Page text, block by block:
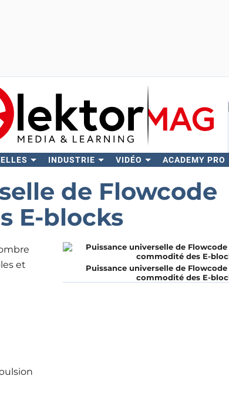
INDUSTRIE VIDÉO ACADEMY PRO
de Flowcode
E-blocks
Puissance universelle de Flowcode
commodité des E-
et